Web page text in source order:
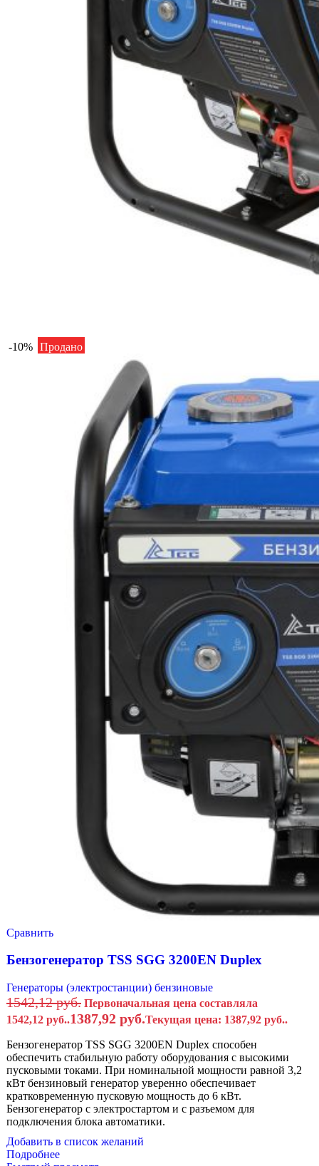
-10% Продано
Сравнить
Бензогенератор TSS SGG 3200EN Duplex
Генераторы (электростанции) бензиновые
1542,12руб. Первоначальная цена составляла
1542,12 руб..1387,92 руб.Текущая цена: 1387,92 руб..
Бензогенератор TSS SGG 3200EN Duplex способен
обеспечить стабильную работу оборудования с высокими
пусковыми токами. При номинальной мощности равной 3,2
кВт бензиновый генератор уверенно обеспечивает
кратковременную пусковую мощность до 6 кВт.
Бензогенератор с электростартом и с разъемом для
подключения блока автоматики.
Добавить в список желаний
Подробнее